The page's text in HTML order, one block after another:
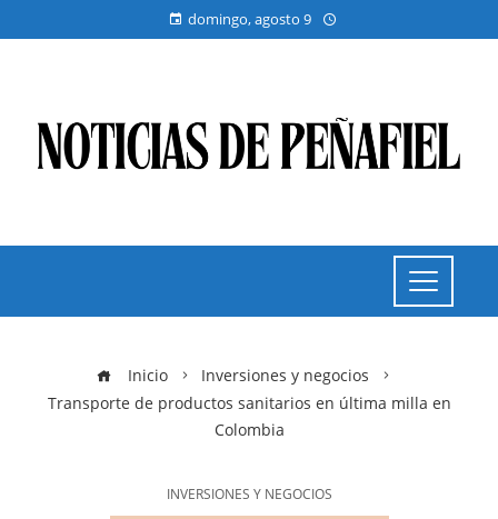
domingo, agosto 9
Inicio
Inversiones y negocios
Transporte de productos sanitarios en última milla en
Colombia
INVERSIONES Y NEGOCIOS